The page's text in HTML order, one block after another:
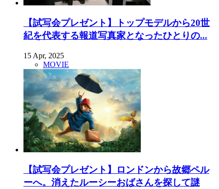
【試写会プレゼント】トップモデルから20世
紀を代表する報道写真家となったひとりの...
15 Apr, 2025
MOVIE
【試写会プレゼント】ロンドンから故郷ペル
ーへ。消えたルーシーおばさんを探して謎